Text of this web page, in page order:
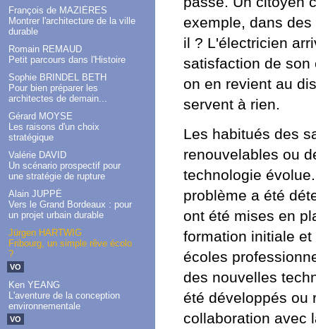
François de MAZIÈRES
Montrer l'architecture de la ville
durable
Romain REMAUD
Petit parcours dans l'Histoire
Sophie BRINDEL BETH
Pour bien préparer les
architectes de demain...
Gérard MOYSE
Les raisons d'un choix
stratégique
Valérie DAVID
Un scénario prospectif pour
une stratégie de rupture
Alain JUPPÉ
Vers le Grand Bordeaux : pour
un projet urbain durable
Jürgen HARTWIG
Fribourg, un simple rêve écolo
?
VO
Ken YEANG
L'aventure de la conception
environnementale
VO
exemple, dans
il ? L'électricien
satisfaction de
on en revient au
servent à rien.
Les habitués des
renouvelables ou
technologie
problème a été
ont été mises en
formation initiale
écoles
des nouvelles
été développés ou
collaboration avec